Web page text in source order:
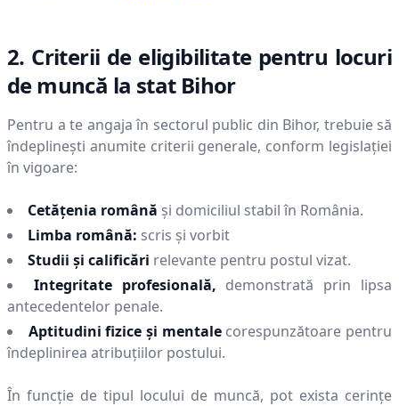
2. Criterii de eligibilitate pentru locuri
de muncă la stat Bihor
Pentru a te angaja în sectorul public din Bihor, trebuie să
îndeplinești anumite criterii generale, conform legislației
în vigoare:
Cetățenia română și domiciliul stabil în România.
Limba română: scris și vorbit
Studii și calificări relevante pentru postul vizat.
Integritate profesională, demonstrată prin lipsa
antecedentelor penale.
Aptitudini fizice și mentale corespunzătoare pentru
îndeplinirea atribuțiilor postului.
În funcție de tipul locului de muncă, pot exista cerințe